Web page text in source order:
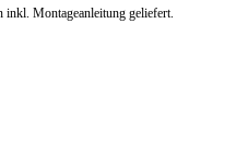
Montageanleitung geliefert.